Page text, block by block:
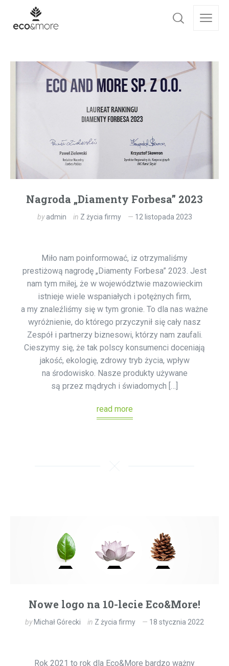
Nagroda „Diamenty Forbesa” 2023
byadmin in Z życia firmy 12 listopada 2023
Miło nam poinformować, iz otrzymaliśmy
prestiżową nagrodę „Diamenty Forbesa” 2023. Jest
nam tym miłej, że w województwie mazowieckim
istnieje wiele wspaniałych i potężnych firm,
a my znaleźliśmy się w tym gronie. To dla nas ważne
wyróżnienie, do którego przyczynił się cały nasz
Zespół i partnerzy biznesowi, którzy nam zaufali.
Cieszymy się, że tak polscy konsumenci doceniają
jakość, ekologię, zdrowy tryb życia, wpływ
na środowisko. Nasze produkty używane
są przez mądrych i świadomych […]
read more
Nowe logo na 10-lecie Eco&More!
by Michał Górecki in Z życia firmy 18 stycznia 2022
Rok 2021 to rok dla Eco&More bardzo ważny